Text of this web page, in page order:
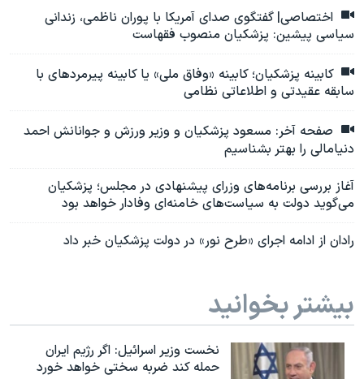
اختصاصی| گفتگوی صدای آمریکا با پوران ناظمی، زندانی
سیاسی پیشین:‌ پزشکیان منصوب فقهاست
کابینه پزشکیان؛ کابینه «وفاق ملی» یا کابینه پیرمردهای با
سابقه عقیدتی و اطلاعاتی نظامی
صفحه آخر: مسعود پزشکیان و وزیر ورزش و جوانانش احمد
دنیامالی را بهتر بشناسیم
آغاز بررسی برنامه‌های وزرای پیشنهادی در مجلس؛ پزشکیان
می‌گوید دولت به سیاست‌های خامنه‌ای وفادار خواهد بود
رادان از ادامه اجرای «طرح نور» در دولت پزشکیان خبر داد
بیشتر بخوانید
نخست وزیر اسرائيل: اگر رژیم ایران
حمله کند ضربه سختی خواهد خورد